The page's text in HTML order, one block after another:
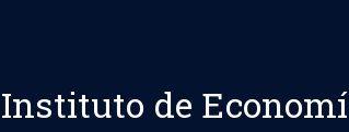
Instituto de